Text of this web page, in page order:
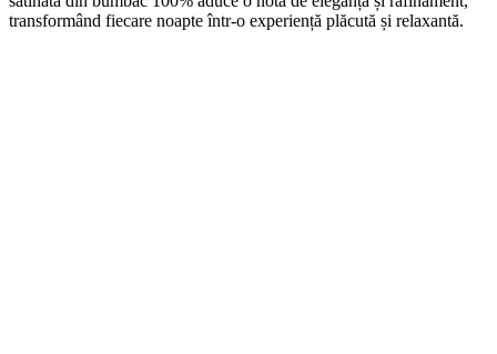
transformând fiecare noapte într-o experiență plăcută și relaxantă.